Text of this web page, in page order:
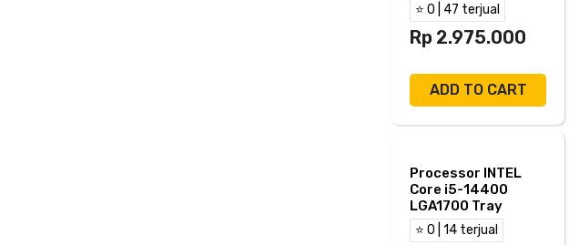
⭐ 0 | 47 terjual
Rp 2.975.000
ADD TO CART
Processor INTEL
Core i5-14400
LGA1700 Tray
⭐ 0 | 14 terjual